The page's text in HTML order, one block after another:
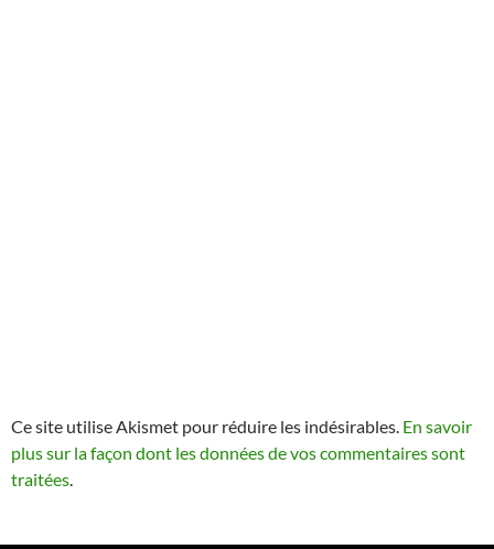
Ce site utilise Akismet pour réduire les indésirables. En savoir
plus sur la façon dont les données de vos commentaires sont
traitées.